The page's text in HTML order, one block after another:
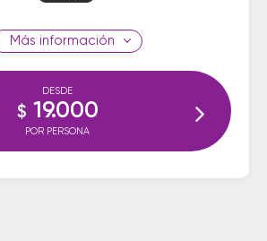
información
DESDE
$ 19.000
POR PERSONA